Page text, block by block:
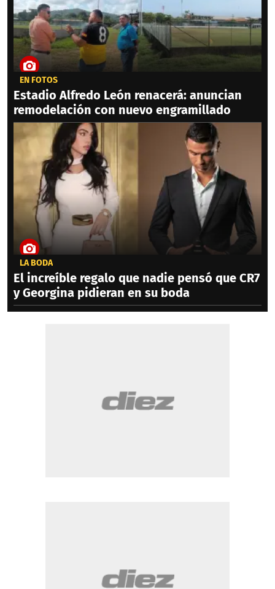
EN FOTOS
Estadio Alfredo León renacerá: anuncian
remodelación con nuevo engramillado
LA BODA
El increíble regalo que nadie pensó que CR7
y Georgina pidieran en su boda